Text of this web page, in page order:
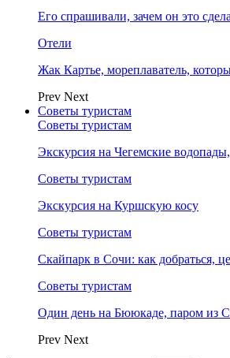
Его спрашивали, зачем он это
Отели
Жак Картье, мореплаватель,
Prev Next
Советы туристам
Советы туристам
Экскурсия на Чегемские
Советы туристам
Экскурсия на Куршскую косу
Советы туристам
Скайпарк в Сочи: как добраться,
Советы туристам
Один день на Бююкаде, паром из
Prev Next